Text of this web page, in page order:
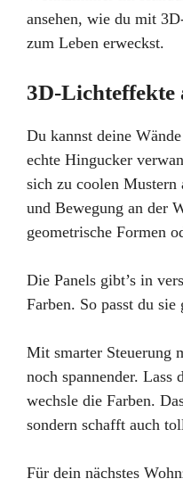
ansehen, wie du mit
zum Leben erweckst.
3D-Lichteffekte
Du kannst deine
echte Hingucker
sich zu coolen Mustern
und Bewegung an der
geometrische Formen
Die Panels gibt’s in
Farben. So passt du
Mit smarter Steuerung
noch spannender. Lass
wechsle die Farben.
sondern schafft auch
Für dein nächstes